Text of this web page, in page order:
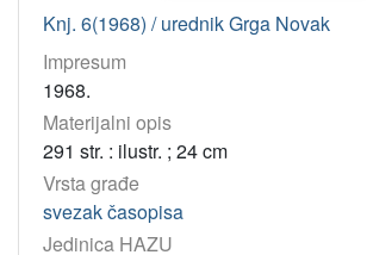
Knj. 6(1968) / urednik Grga Novak
Impresum
1968.
Materijalni opis
291 str. : ilustr. ; 24 cm
Vrsta građe
svezak časopisa
Jedinica HAZU